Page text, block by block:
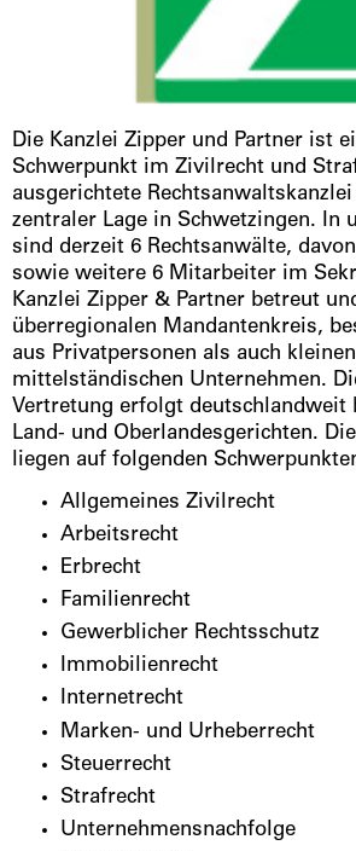
Die Kanzlei Zipper und Partner ist
Schwerpunkt im Zivilrecht und
ausgerichtete
zentraler Lage in Schwetzingen. In
sind derzeit 6 Rechtsanwälte,
sowie weitere 6 Mitarbeiter im
Kanzlei Zipper & Partner betreut
überregionalen Mandantenkreis,
aus Privatpersonen als auch
mittelständischen Unternehmen.
Vertretung erfolgt deutschlandweit
Land- und Oberlandesgerichten.
liegen auf folgenden
Allgemeines Zivilrecht
Arbeitsrecht
Erbrecht
Familienrecht
Gewerblicher Rechtsschutz
Immobilienrecht
Internetrecht
Marken- und Urheberrecht
Steuerrecht
Strafrecht
Unternehmensnachfolge